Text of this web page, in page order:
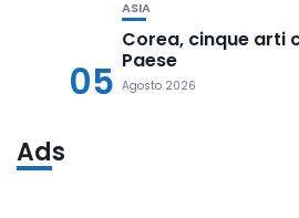
05
ASIA
Corea, cinque arti
Paese
Agosto 2026
Ads